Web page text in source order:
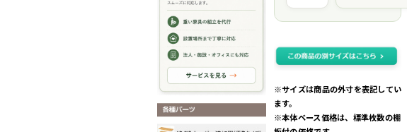
※サイズは商品の外寸を表記してい
ます。
※本体ベース価格は、標準枚数の棚